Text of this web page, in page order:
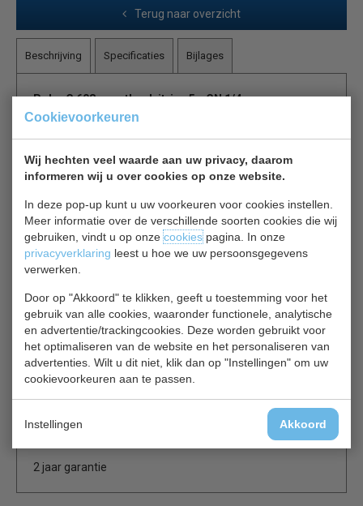
Cookievoorkeuren
Wij hechten veel waarde aan uw privacy, daarom
informeren wij u over cookies op onze website.
In deze pop-up kunt u uw voorkeuren voor cookies instellen.
Meer informatie over de verschillende soorten cookies die wij
gebruiken, vindt u op onzecookiespagina. In onze
privacyverklaring leest u hoe we uw persoonsgegevens
verwerken.
Door op "Akkoord" te klikken, geeft u toestemming voor het
gebruik van alle cookies, waaronder functionele, analytische
en advertentie/trackingcookies. Deze worden gebruikt voor
het optimaliseren van de website en het personaliseren van
advertenties. Wilt u dit niet, klik dan op "Instellingen" om uw
cookievoorkeuren aan te passen.
Instellingen Akkoord
Terug naar overzicht
Beschrijving Specificaties Bijlages
Polar G 608 opzetkoelvitrine 5 x GN 1/4
gekoelde opzetvitrine unit biedt verse ingrediënten achter
een glazen scherm voor een optimale hygiëne. In de
vitrine past 5 x 1/4 gastronormbakken die voortdurend
worden gekoeld met minimale ruis. Bovendien, de
krachtige koeling technologie is in staat om voedsel koel
houden zelfs wanneer hoge omgevingstemperaturen (
40°C ) - perfect voor warme zomer dagen of hogedruk
keukens, beschikt ook over een digitaal display.
RVS constructie
Statisch
Glazen behuizing
Continue verdamper
Geschikt voor 5 x 1/4 GN bakken tot 100 mm diep.
Gastronorm bakken worden apart verkocht.
2 jaar garantie